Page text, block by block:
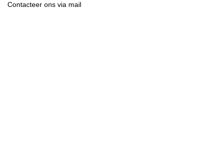
Contacteer ons via mail